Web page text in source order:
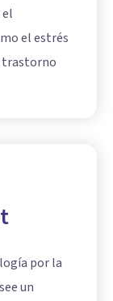
el estrés
trastorno
por la
un